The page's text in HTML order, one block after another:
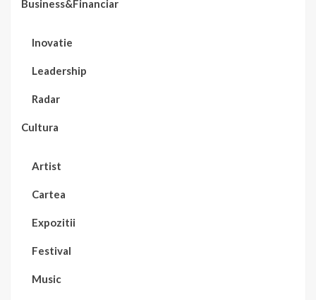
Business&Financiar
Inovatie
Leadership
Radar
Cultura
Artist
Cartea
Expozitii
Festival
Music